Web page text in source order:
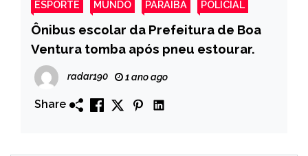
ESPORTE MUNDO PARAÍBA POLICIAL
Ônibus escolar da Prefeitura de Boa
Ventura tomba após pneu estourar.
radar190 1 ano ago
Share